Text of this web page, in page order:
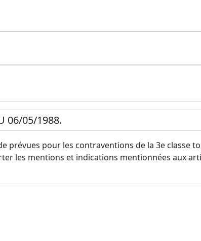
06/05/1988.
prévues pour les contraventions de la 3e classe
les mentions et indications mentionnées aux